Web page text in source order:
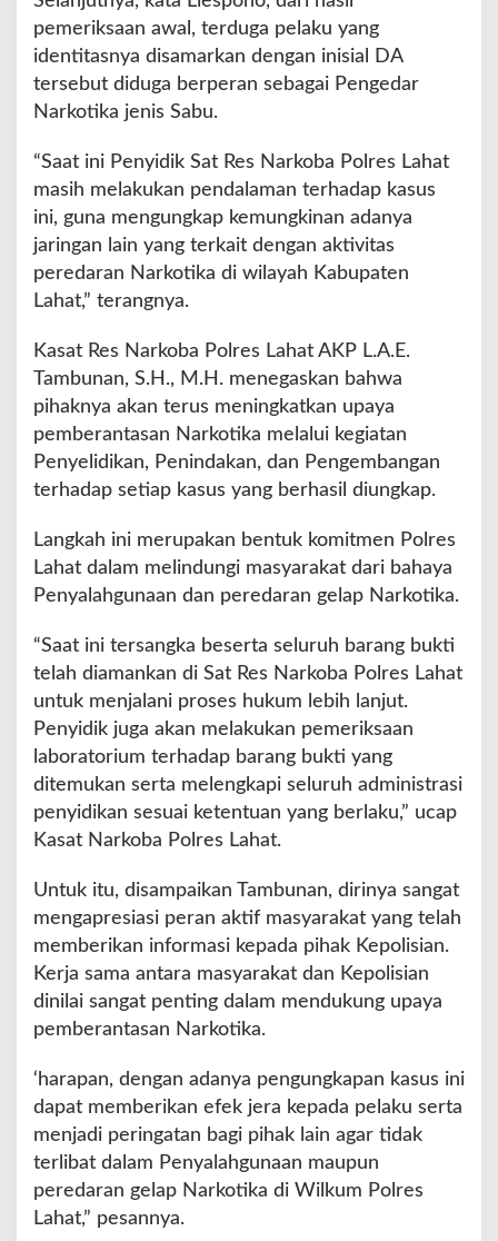
pemeriksaan awal, terduga pelaku yang
identitasnya disamarkan dengan inisial DA
tersebut diduga berperan sebagai Pengedar
Narkotika jenis Sabu.
“Saat ini Penyidik Sat Res Narkoba Polres Lahat
masih melakukan pendalaman terhadap kasus
ini, guna mengungkap kemungkinan adanya
jaringan lain yang terkait dengan aktivitas
peredaran Narkotika di wilayah Kabupaten
Lahat,” terangnya.
Kasat Res Narkoba Polres Lahat AKP L.A.E.
Tambunan, S.H., M.H. menegaskan bahwa
pihaknya akan terus meningkatkan upaya
pemberantasan Narkotika melalui kegiatan
Penyelidikan, Penindakan, dan Pengembangan
terhadap setiap kasus yang berhasil diungkap.
Langkah ini merupakan bentuk komitmen Polres
Lahat dalam melindungi masyarakat dari bahaya
Penyalahgunaan dan peredaran gelap Narkotika.
“Saat ini tersangka beserta seluruh barang bukti
telah diamankan di Sat Res Narkoba Polres Lahat
untuk menjalani proses hukum lebih lanjut.
Penyidik juga akan melakukan pemeriksaan
laboratorium terhadap barang bukti yang
ditemukan serta melengkapi seluruh administrasi
penyidikan sesuai ketentuan yang berlaku,” ucap
Kasat Narkoba Polres Lahat.
Untuk itu, disampaikan Tambunan, dirinya sangat
mengapresiasi peran aktif masyarakat yang telah
memberikan informasi kepada pihak Kepolisian.
Kerja sama antara masyarakat dan Kepolisian
dinilai sangat penting dalam mendukung upaya
pemberantasan Narkotika.
‘harapan, dengan adanya pengungkapan kasus ini
dapat memberikan efek jera kepada pelaku serta
menjadi peringatan bagi pihak lain agar tidak
terlibat dalam Penyalahgunaan maupun
peredaran gelap Narkotika di Wilkum Polres
Lahat,” pesannya.